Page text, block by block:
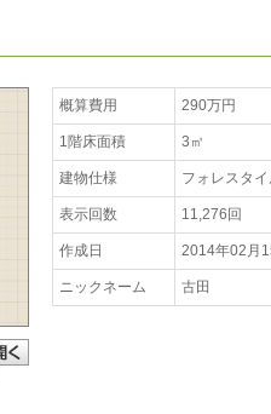
概算費用 290万円
1階床面積 3㎡
建物仕様 フォレスタ
表示回数 11,276回
作成日 2014年02月
ニックネーム 古田